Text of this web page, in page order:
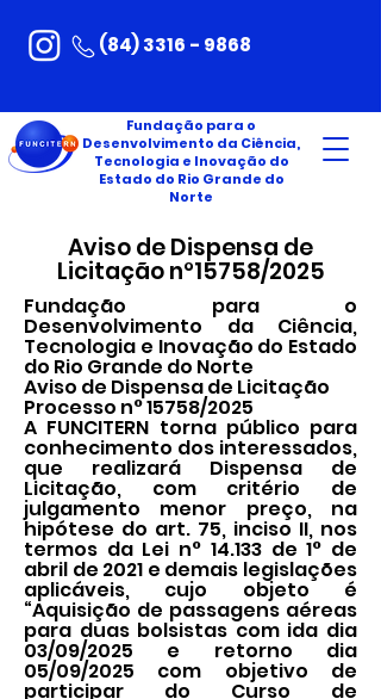
(84) 3316 - 9868
Fundação para o
Desenvolvimento da Ciência,
Tecnologia e Inovação do
Estado do Rio Grande do
Norte
Aviso de Dispensa de
Licitação n°15758/2025
Fundação para o
Desenvolvimento da Ciência,
Tecnologia e Inovação do Estado
do Rio Grande do Norte
Aviso de Dispensa de Licitação
Processo n° 15758/2025
A FUNCITERN torna público para
conhecimento dos interessados,
que realizará Dispensa de
Licitação, com critério de
julgamento menor preço, na
hipótese do art. 75, inciso II, nos
termos da Lei n° 14.133 de 1° de
abril de 2021 e demais legislações
aplicáveis, cujo objeto é
“Aquisição de passagens aéreas
para duas bolsistas com ida dia
03/09/2025 e retorno dia
05/09/2025 com objetivo de
participar do Curso de